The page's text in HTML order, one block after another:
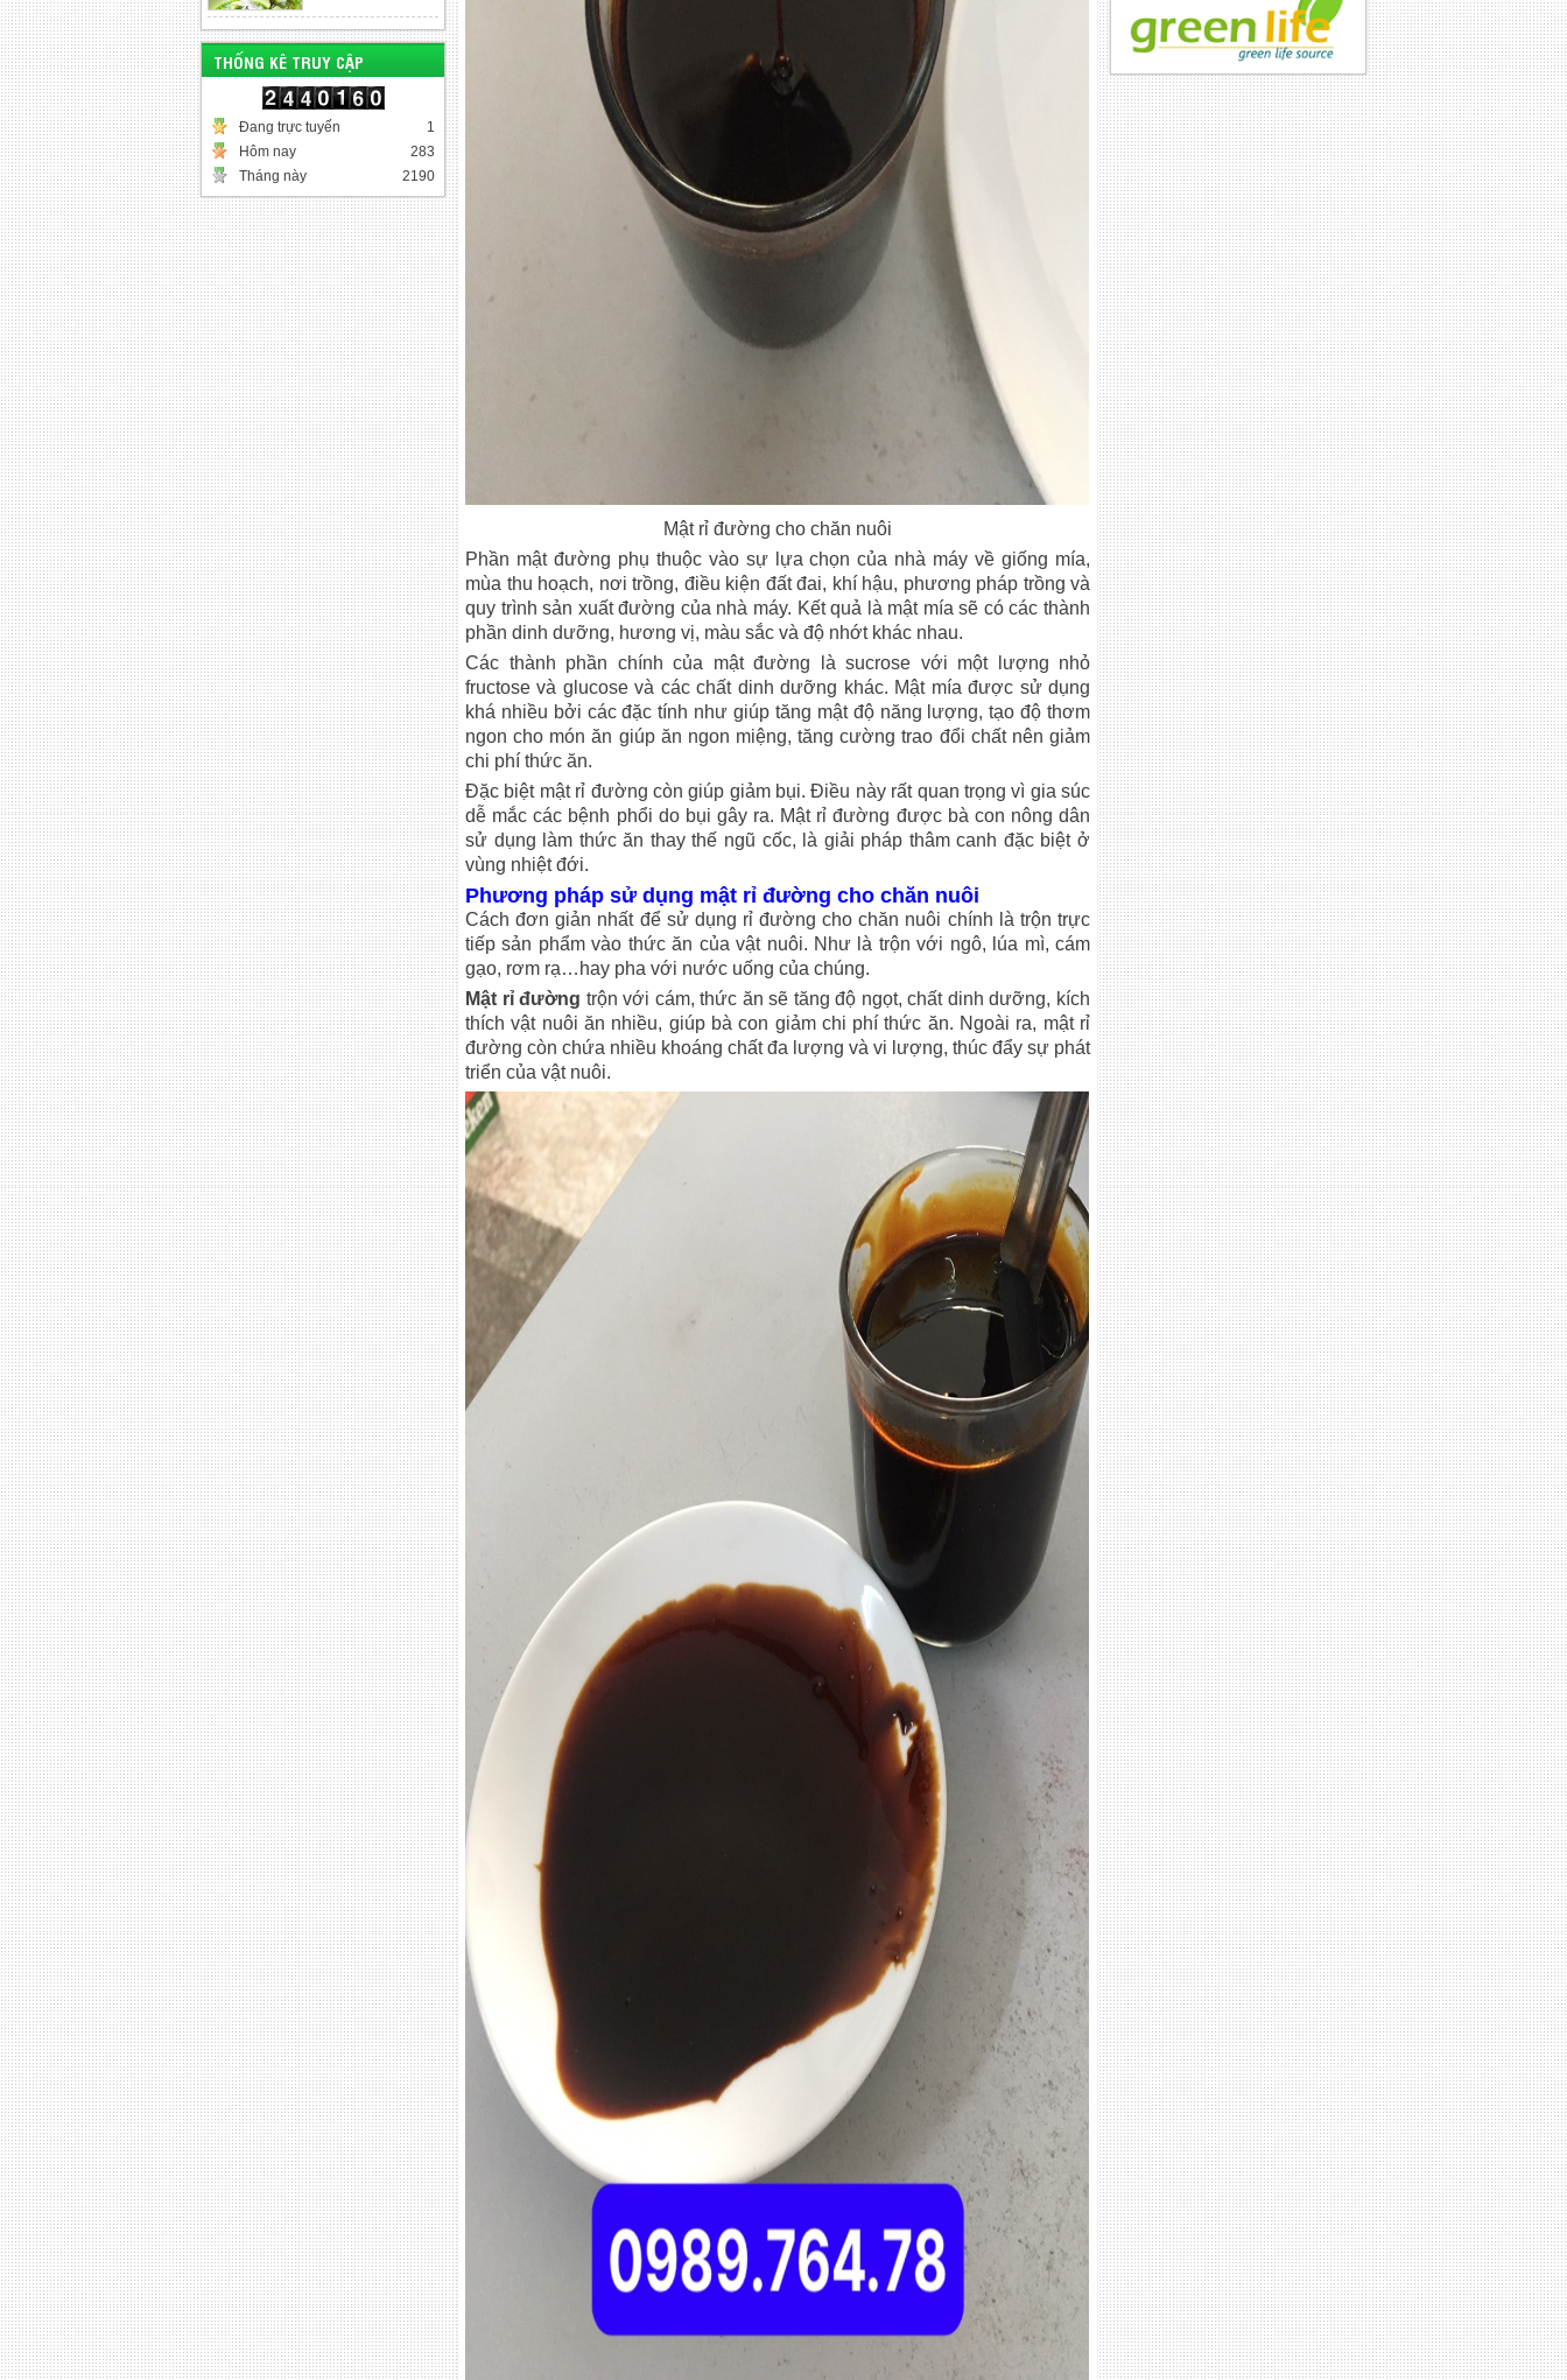
THỐNG KÊ TRUY CẬP
Đang trực tuyến
1
Hôm nay
283
Tháng này
2190
Mật rỉ đường cho chăn nuôi
Phần mật đường phụ thuộc vào sự lựa chọn của nhà máy về giống mía,
mùa thu hoạch, nơi trồng, điều kiện đất đai, khí hậu, phương pháp trồng và
quy trình sản xuất đường của nhà máy. Kết quả là mật mía sẽ có các thành
phần dinh dưỡng, hương vị, màu sắc và độ nhớt khác nhau.
Các thành phần chính của mật đường là sucrose với một lượng nhỏ
fructose và glucose và các chất dinh dưỡng khác. Mật mía được sử dụng
khá nhiều bởi các đặc tính như giúp tăng mật độ năng lượng, tạo độ thơm
ngon cho món ăn giúp ăn ngon miệng, tăng cường trao đổi chất nên giảm
chi phí thức ăn.
Đặc biệt mật rỉ đường còn giúp giảm bụi. Điều này rất quan trọng vì gia súc
dễ mắc các bệnh phổi do bụi gây ra. Mật rỉ đường được bà con nông dân
sử dụng làm thức ăn thay thế ngũ cốc, là giải pháp thâm canh đặc biệt ở
vùng nhiệt đới.
Phương pháp sử dụng mật rỉ đường cho chăn nuôi
Cách đơn giản nhất để sử dụng rỉ đường cho chăn nuôi chính là trộn trực
tiếp sản phẩm vào thức ăn của vật nuôi. Như là trộn với ngô, lúa mì, cám
gạo, rơm rạ…hay pha với nước uống của chúng.
Mật rỉ đường trộn với cám, thức ăn sẽ tăng độ ngọt, chất dinh dưỡng, kích
thích vật nuôi ăn nhiều, giúp bà con giảm chi phí thức ăn. Ngoài ra, mật rỉ
đường còn chứa nhiều khoáng chất đa lượng và vi lượng, thúc đẩy sự phát
triển của vật nuôi.